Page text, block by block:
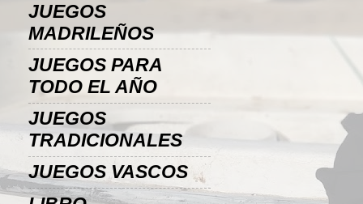
JUEGOS
MADRILEÑOS
JUEGOS PARA
TODO EL AÑO
JUEGOS
TRADICIONALES
JUEGOS VASCOS